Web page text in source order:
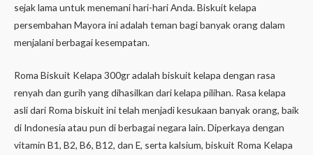
sejak lama untuk menemani hari-hari Anda. Biskuit kelapa
persembahan Mayora ini adalah teman bagi banyak orang dalam
menjalani berbagai kesempatan.
Roma Biskuit Kelapa 300gr adalah biskuit kelapa dengan rasa
renyah dan gurih yang dihasilkan dari kelapa pilihan. Rasa kelapa
asli dari Roma biskuit ini telah menjadi kesukaan banyak orang, baik
di Indonesia atau pun di berbagai negara lain. Diperkaya dengan
vitamin B1, B2, B6, B12, dan E, serta kalsium, biskuit Roma Kelapa